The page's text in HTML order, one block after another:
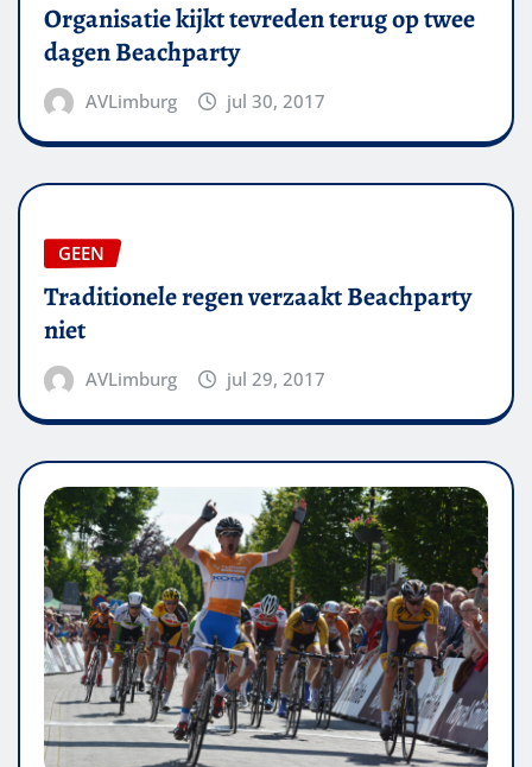
Organisatie kijkt tevreden terug op twee
dagen Beachparty
AVLimburg jul 30, 2017
GEEN
Traditionele regen verzaakt Beachparty
niet
AVLimburg jul 29, 2017